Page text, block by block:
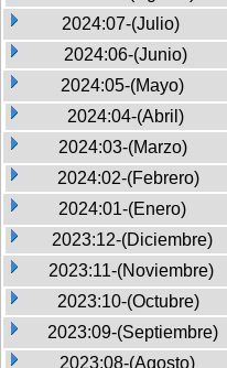
2024:07-(Julio)
2024:06-(Junio)
2024:05-(Mayo)
2024:04-(Abril)
2024:03-(Marzo)
2024:02-(Febrero)
2024:01-(Enero)
2023:12-(Diciembre)
2023:11-(Noviembre)
2023:10-(Octubre)
2023:09-(Septiembre)
2023:08-(Agosto)